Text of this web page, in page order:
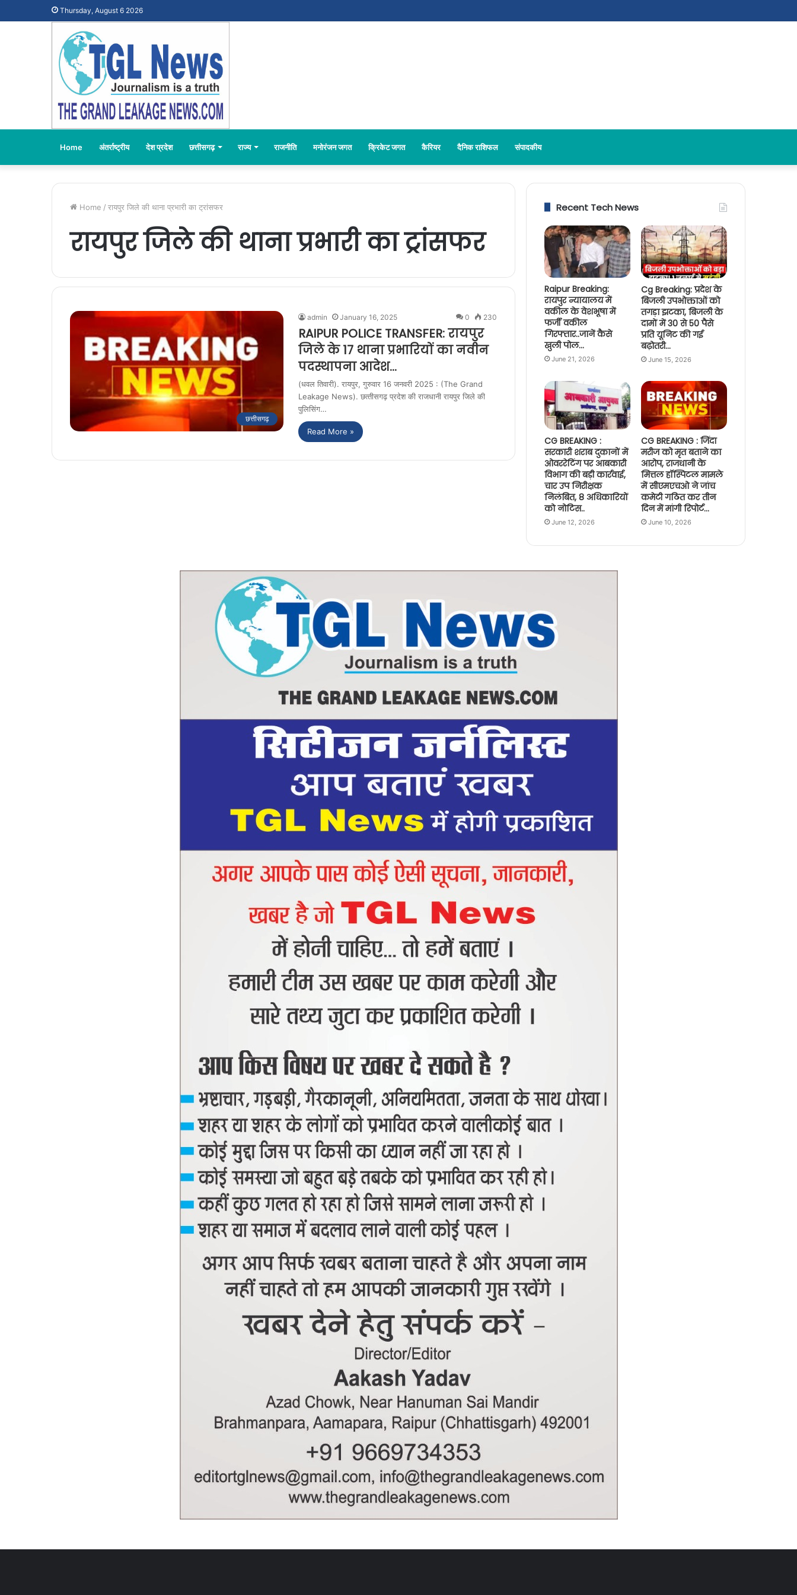
Thursday, August 6 2026
Home अंतर्राष्ट्रीय देश प्रदेश छत्तीसगढ़ राज्य राजनीति मनोरंजन जगत क्रिकेट जगत कैरियर दैनिक राशिफल संपादकीय
Home / रायपुर जिले की थाना प्रभारी का ट्रांसफर
रायपुर जिले की थाना प्रभारी का ट्रांसफर
छत्तीसगढ़
admin January 16, 2025 0 230
RAIPUR POLICE TRANSFER: रायपुर
जिले के 17 थाना प्रभारियों का नवीन
पदस्थापना आदेश…
(धवल तिवारी). रायपुर, गुरुवार 16 जनवरी 2025 : (The Grand
Leakage News). छत्‍तीसगढ़ प्रदेश की राजधानी रायपुर जिले की
पुलिसिंग…
Read More »
Recent Tech News
Raipur Breaking:
रायपुर न्यायालय में
वकील के वेशभूषा में
फर्जी वकील
गिरफ्तार..जानें कैसे
खुली पोल…
June 21, 2026
Cg Breaking: प्रदेश के
बिजली उपभोक्ताओं को
तगड़ा झटका, बिजली के
दामों में 30 से 50 पैसे
प्रति यूनिट की गई
बढ़ोतरी…
June 15, 2026
CG BREAKING :
सरकारी शराब दुकानों में
ओवररेटिंग पर आबकारी
विभाग की बड़ी कार्रवाई,
चार उप निरीक्षक
निलंबित, 8 अधिकारियों
को नोटिस..
June 12, 2026
CG BREAKING : जिंदा
मरीज को मृत बताने का
आरोप, राजधानी के
मित्तल हॉस्पिटल मामले
में सीएमएचओ ने जांच
कमेटी गठित कर तीन
दिन में मांगी रिपोर्ट…
June 10, 2026